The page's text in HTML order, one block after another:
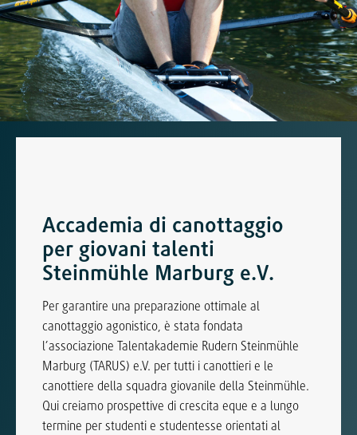
Accademia di canottaggio
per giovani talenti
Steinmühle Marburg e.V.
Per garantire una preparazione ottimale al
canottaggio agonistico, è stata fondata
l’associazione Talentakademie Rudern Steinmühle
Marburg (TARUS) e.V. per tutti i canottieri e le
canottiere della squadra giovanile della Steinmühle.
Qui creiamo prospettive di crescita eque e a lungo
termine per studenti e studentesse orientati al